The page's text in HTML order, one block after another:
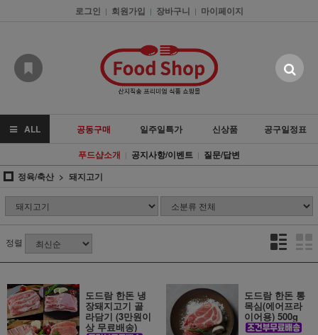
로그인 | 회원가입 | 장바구니 | 마이페이지
ALL 공동구매 일주일특가 신상품
공구일정표
푸드샵소개 | 공지사항/이벤트 | 질문/답변
정육/축산
돼지고기
정렬
도드람 한돈 냉
장돼지고기 골
라담기 (3만원이
상 무료배송)
도드람 한돈 통
목심(에어프라
이어용) 500g